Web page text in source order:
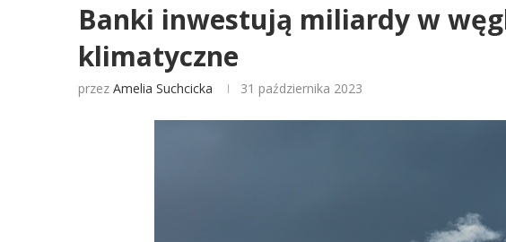
Banki inwestują miliardy w
klimatyczne
przez Amelia Suchcicka 31 października 2023